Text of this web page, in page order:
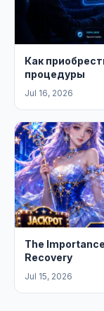
Как
процедуры
Jul 16, 2026
The
Recovery
Jul 15, 2026